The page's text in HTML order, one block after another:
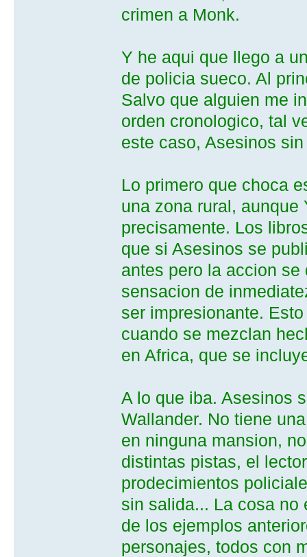
crimen a Monk.
Y he aqui que llego a
de policia sueco. Al
Salvo que alguien me
orden cronologico, tal
este caso, Asesinos
Lo primero que choca
una zona rural,
precisamente. Los
que si Asesinos se
antes pero la accion
sensacion de
ser impresionante.
cuando se mezclan
en Africa, que se
A lo que iba. Asesinos
Wallander. No tiene
en ninguna mansion,
distintas pistas, el
prodecimientos
sin salida... La cosa no
de los ejemplos
personajes, todos con